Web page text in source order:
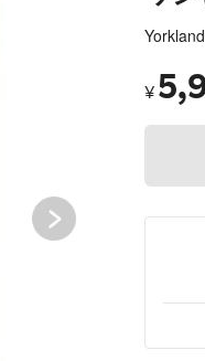
Yorkland
¥